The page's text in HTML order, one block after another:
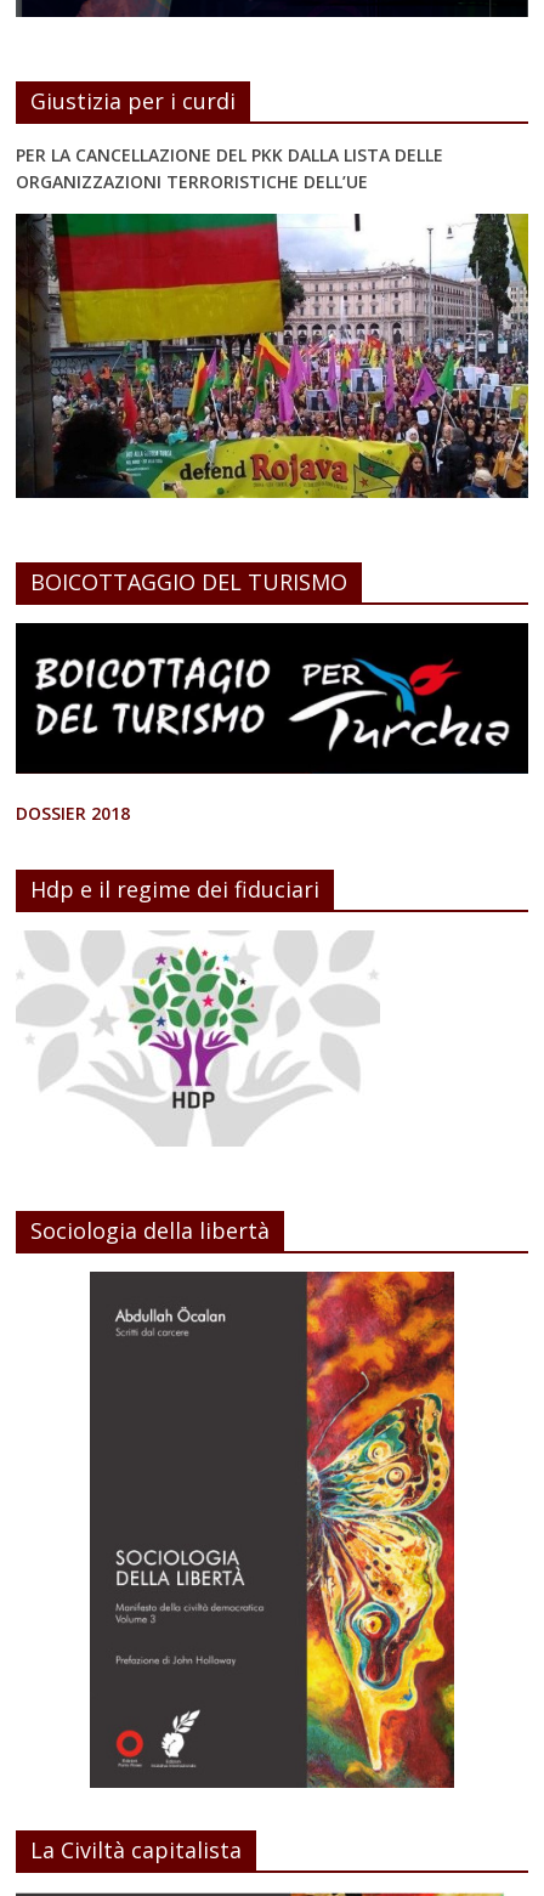
Giustizia per i curdi
PER LA CANCELLAZIONE DEL PKK DALLA LISTA DELLE
ORGANIZZAZIONI TERRORISTICHE DELL’UE
BOICOTTAGGIO DEL TURISMO
DOSSIER 2018
Hdp e il regime dei fiduciari
Sociologia della libertà
La Civiltà capitalista